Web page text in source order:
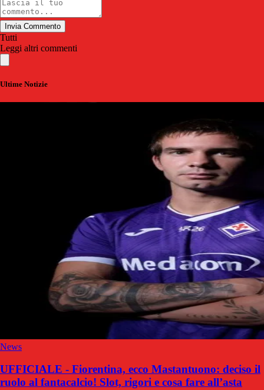
Invia Commento
Tutti
Leggi altri commenti
Ultime Notizie
News
UFFICIALE - Fiorentina, ecco Mastantuono: deciso il
ruolo al fantacalcio! Slot, rigori e cosa fare all’asta